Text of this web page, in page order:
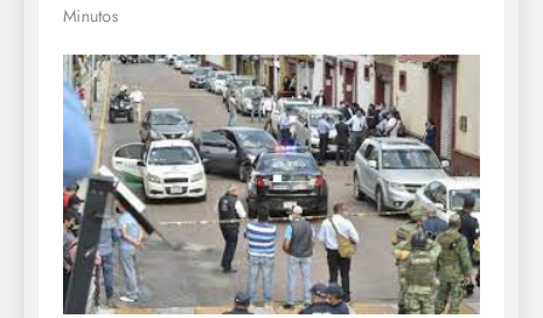
Minutos